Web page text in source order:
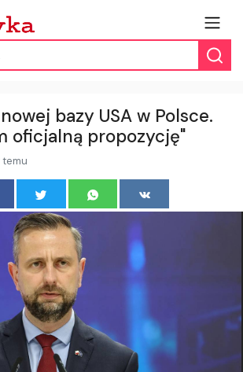
bazy USA w Polsce.
oficjalną propozycję"
temu